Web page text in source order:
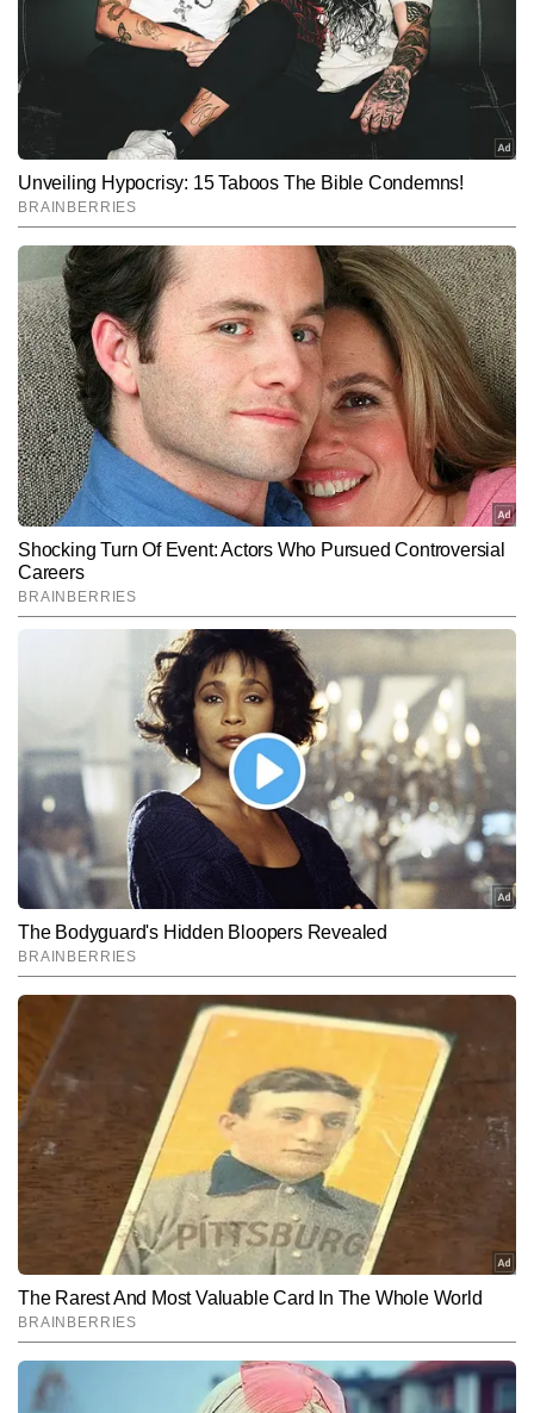
पारी में 3 बार नाबाद रहते हुए 1216 रन बनाए। वहीं इंग्लैंड की सारा
टेलर 1014 रन के साथ दूसरे और एलिसा हीली 1008 रन के साथ
तीसरे पायदान पर हैं। हरमनप्रीत कौर टी20 विश्व कप के इतिहास
में सबसे ज्यादा रन बनाने वाली एशियाई बैटर भी बनी हैं।
Hindi NewsSportsCricket
नवीन चौहान
नवीन चौहान टाइम्स नाउ नवभारत की स्पोर्ट्स टीम में कार्यरत एक अनुभवी पत्रकार
हैं। जर्नलिज़्म में पीजी डिप्लोमा प्राप्त करने के बाद वे पिछले 15 वर्षों से सक्रिय रूप
से मीडिया जगत में जुड़े हैं। प्रिंट मीडिया और डिजिटल—दोनों माध्यमों में काम करने
के अनुभव ने उन्हें खेल पत्रकारिता में व्यापक दृष्टिकोण और गहरी समझ प्रदान की
है। अपने लंबे करियर में नवीन ने कई बड़े राष्ट्रीय और अंतरराष्ट्रीय खेल आयोजनों
को कवर किया है। इनमें आईपीएल, बैडमिंटन प्रीमियर लीग, इंडियन सुपर लीग,
टी20 विश्व कप, आईसीसी विश्व कप, और तीन ओलंपिक—लंदन, रियो और टोक्यो
—जैसे प्रतिष्ठित टूर्नामेंट शामिल हैं। नवीन चौहान ने अपने करियर में कई प्रसिद्ध
भारतीय खिलाड़ियों और कोचों के इंटरव्यू भी किए हैं, जिनमें पीवी सिंधू, विजेंदर सिंह
और पुलेला गोपीचंद जैसे नाम शामिल हैं। अब तक नवीन 15,000 से अधिक
आर्टिकल्स लिख चुके हैं, जिनमें ग्राउंड रिपोर्टिंग, विश्लेषणात्मक लेख, स्पेशल
स्टोरीज़, प्लेयर प्रोफाइल और टूर्नामेंट-आधारित एक्सप्लेनर शामिल हैं।
और पढ़ें
Follow Us:
Subscribe to our daily Newsletter!